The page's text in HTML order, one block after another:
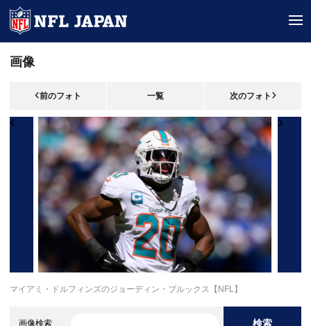
画像
前のフォト 一覧 次のフォト
マイアミ・ドルフィンズのジョーディン・ブルックス【NFL】
画像検索 検索